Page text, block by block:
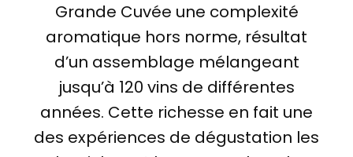
Grande Cuvée une complexité
aromatique hors norme, résultat
d’un assemblage mélangeant
jusqu’à 120 vins de différentes
années. Cette richesse en fait une
des expériences de dégustation les